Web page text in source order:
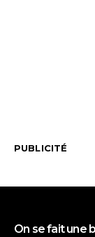
PUBLICITÉ
On se fait une